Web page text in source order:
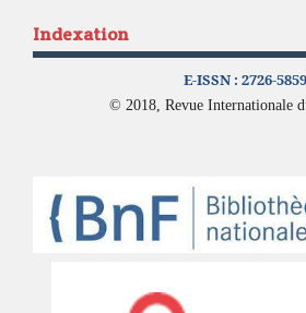
Indexation
E-ISSN : 2726-5859
© 2018, Revue Internationale